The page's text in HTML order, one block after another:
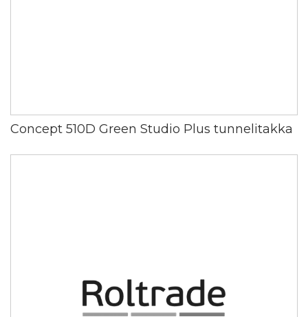
Concept 510D Green Studio Plus tunnelitakka